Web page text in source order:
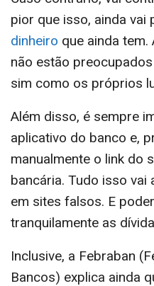
pior que isso, ainda vai
dinheiro que ainda
não estão
sim como os próprios
Além disso, é sempre
aplicativo do banco e,
manualmente o link do
bancária. Tudo isso vai
em sites falsos. E
tranquilamente as
Inclusive, a Febraban
Bancos) explica ainda